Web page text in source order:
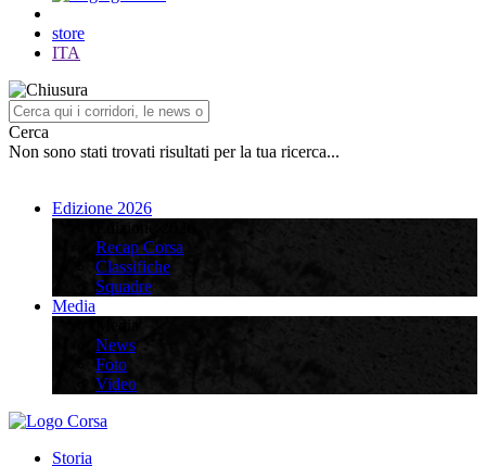
store
ITA
Cerca
Non sono stati trovati risultati per la tua ricerca...
Edizione 2026
Recap Corsa
Classifiche
Squadre
Media
News
Foto
Video
Storia